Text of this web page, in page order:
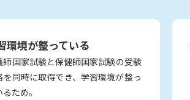
環境が整っている
師国家試験と保健師国家試験の受験
を同時に取得でき、学習環境が整っ
ため。